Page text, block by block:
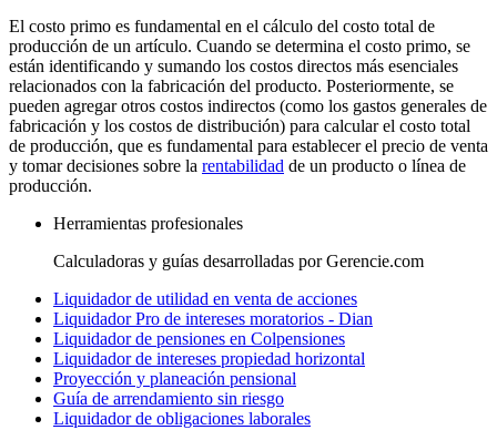
El costo primo es fundamental en el cálculo del costo total de
producción de un artículo. Cuando se determina el costo primo, se
están identificando y sumando los costos directos más esenciales
relacionados con la fabricación del producto. Posteriormente, se
pueden agregar otros costos indirectos (como los gastos generales de
fabricación y los costos de distribución) para calcular el costo total
de producción, que es fundamental para establecer el precio de venta
y tomar decisiones sobre la rentabilidad de un producto o línea de
producción.
Herramientas profesionales
Calculadoras y guías desarrolladas por Gerencie.com
Liquidador de utilidad en venta de acciones
Liquidador Pro de intereses moratorios - Dian
Liquidador de pensiones en Colpensiones
Liquidador de intereses propiedad horizontal
Proyección y planeación pensional
Guía de arrendamiento sin riesgo
Liquidador de obligaciones laborales